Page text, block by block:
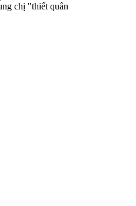
chị "thiết quân